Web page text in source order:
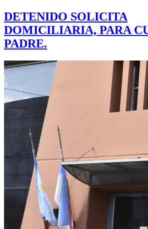
DETENIDO SOLICITA
DOMICILIARIA, PARA
PADRE.